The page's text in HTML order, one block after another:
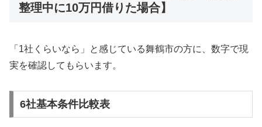
整理中に10万円借りた場合】
「1社くらいなら」と感じている舞鶴市の方に、数字で現
実を確認してもらいます。
6社基本条件比較表